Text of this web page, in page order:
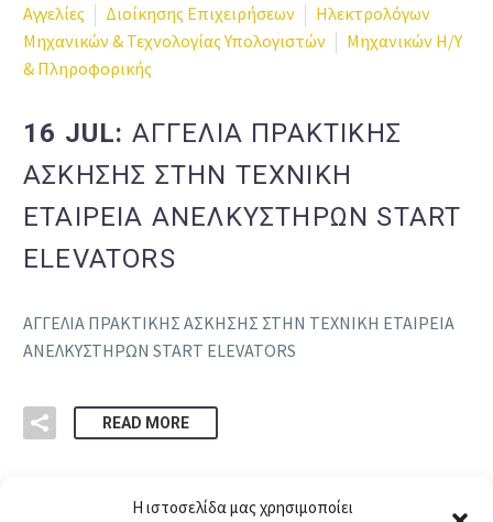
Η ιστοσελίδα μας χρησιμοποίει
Αγγελίες
Διοίκησης Επιχειρήσεων
Ηλεκτρολόγων
Μηχανικών & Τεχνολογίας Υπολογιστών
Μηχανικών Η/Υ
& Πληροφορικής
16 JUL: ΑΓΓΕΛΙΑ ΠΡΑΚΤΙΚΗΣ
ΑΣΚΗΣΗΣ ΣΤΗΝ ΤΕΧΝΙΚΗ
ΕΤΑΙΡΕΙΑ ΑΝΕΛΚΥΣΤΗΡΩΝ START
ELEVATORS
ΑΓΓΕΛΙΑ ΠΡΑΚΤΙΚΗΣ ΑΣΚΗΣΗΣ ΣΤΗΝ ΤΕΧΝΙΚΗ ΕΤΑΙΡΕΙΑ
ΑΝΕΛΚΥΣΤΗΡΩΝ START ELEVATORS
READ MORE